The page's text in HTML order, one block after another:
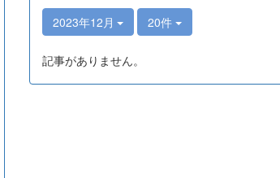
2023年12月 20件
記事がありません。